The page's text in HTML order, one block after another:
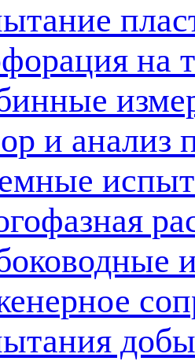
на
и анализ